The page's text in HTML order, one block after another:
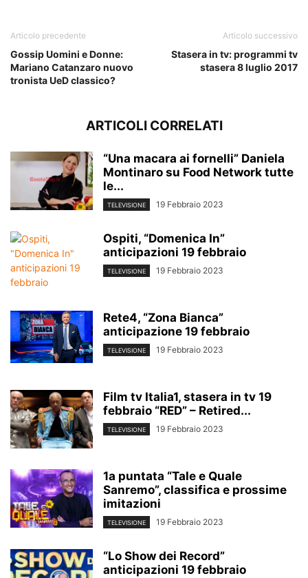
Articolo precedente
Gossip Uomini e Donne:
Mariano Catanzaro nuovo
tronista UeD classico?
Articolo successivo
Stasera in tv: programmi tv
stasera 8 luglio 2017
ARTICOLI CORRELATI
“Una macara ai fornelli” Daniela
Montinaro su Food Network tutte
le...
TELEVISIONE 19 Febbraio 2023
Ospiti, “Domenica In”
anticipazioni 19 febbraio
TELEVISIONE 19 Febbraio 2023
Rete4, “Zona Bianca”
anticipazione 19 febbraio
TELEVISIONE 19 Febbraio 2023
Film tv Italia1, stasera in tv 19
febbraio “RED” – Retired...
TELEVISIONE 19 Febbraio 2023
1a puntata “Tale e Quale
Sanremo”, classifica e prossime
imitazioni
TELEVISIONE 19 Febbraio 2023
“Lo Show dei Record”
anticipazioni 19 febbraio